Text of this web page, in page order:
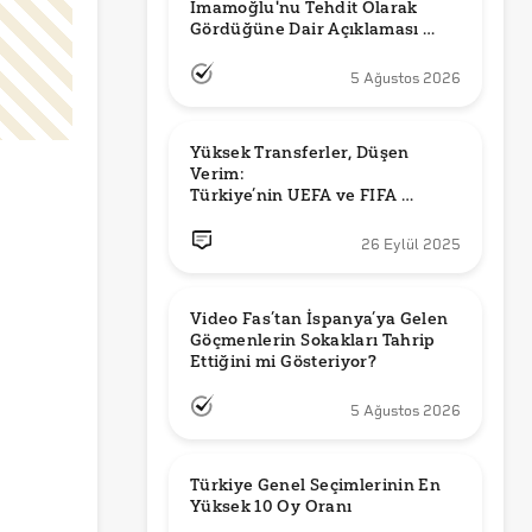
İmamoğlu'nu Tehdit Olarak
Gördüğüne Dair Açıklaması
5 Ağustos 2026
Yüksek Transferler, Düşen
Verim:
Türkiye’nin UEFA ve FIFA
26 Eylül 2025
Video Fas’tan İspanya’ya Gelen
Göçmenlerin Sokakları Tahrip
Ettiğini mi Gösteriyor?
5 Ağustos 2026
Türkiye Genel Seçimlerinin En
Yüksek 10 Oy Oranı